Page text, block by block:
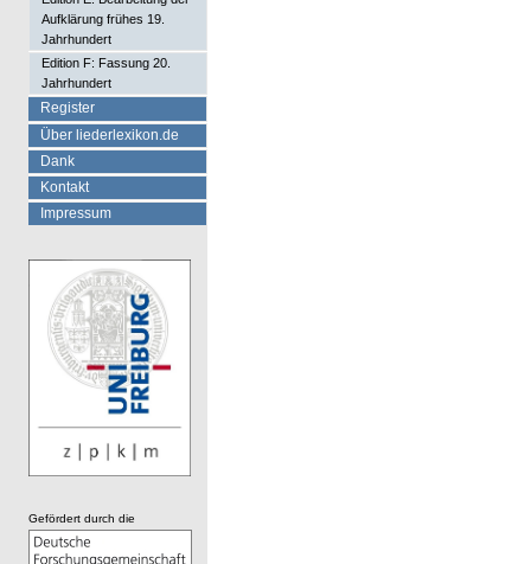
Aufklärung frühes 19.
Jahrhundert
Edition F: Fassung 20.
Jahrhundert
Register
Über liederlexikon.de
Dank
Kontakt
Impressum
Gefördert durch die